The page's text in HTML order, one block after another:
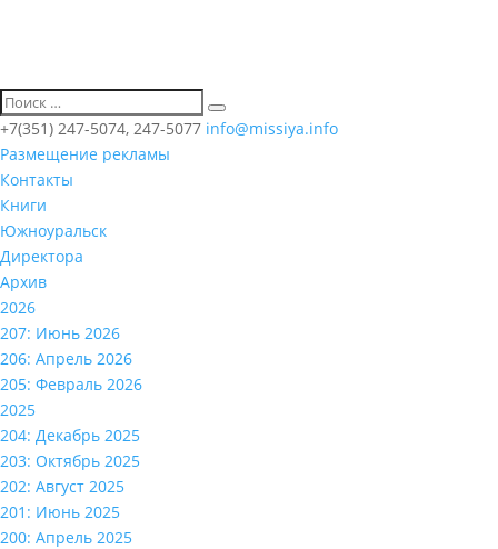
+7(351) 247-5074, 247-5077 info@missiya.info
Размещение рекламы
Контакты
Книги
Южноуральск
Директора
Архив
2026
207: Июнь 2026
206: Апрель 2026
205: Февраль 2026
2025
204: Декабрь 2025
203: Октябрь 2025
202: Август 2025
201: Июнь 2025
200: Апрель 2025